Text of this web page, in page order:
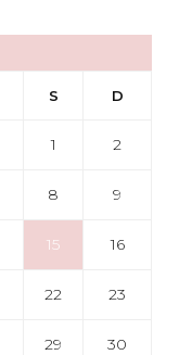
S D
1 2
8 9
15 16
22 23
29 30